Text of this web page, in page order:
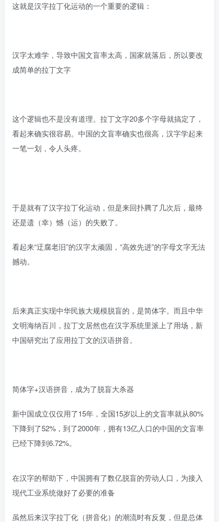
这就是汉字拉丁化运动的一个重要的逻辑：
汉字太难学，导致中国文盲率太高，国家就落后，所以要改
成简单的拉丁文字
这个逻辑也不是没有道理。拉丁文字20多个字母就搞定了，
看起来确实很容易。中国的文盲率确实也很高，汉字学起来
一笔一划，令人头疼。
于是就有了汉字拉丁化运动，但是来回扑腾了几次后，最终
还是遗（幸）憾（运）的失败了。
看起来“迂腐老旧”的汉字太顽固，“高效先进”的字母文字无法
撼动。
后来真正实现中华民族大规模脱盲的，是简体字。而且中华
文明海纳百川，拉丁文居然也在汉字系统里派上了用场，新
中国研究出了应用拉丁文的汉语拼音。
简体字+汉语拼音，成为了脱盲大杀器
新中国成立仅仅用了15年，全国15岁以上的文盲率就从80%
下降到了52%，到了2000年，拥有13亿人口的中国的文盲率
已经下降到6.72%。
在汉字的帮助下，中国拥有了数亿脱盲的劳动人口，为接入
现代工业系统做好了必要的准备
虽然后来汉字拉丁化（拼音化）的潮流时有反复，但是总体